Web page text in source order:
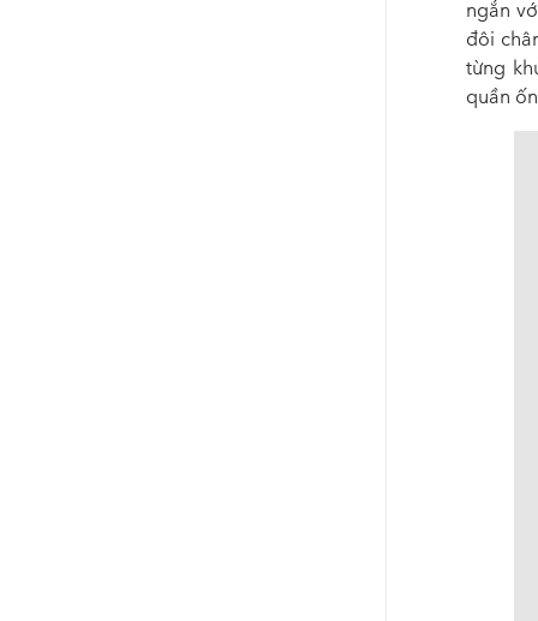
ngắn
đôi
từng
quần